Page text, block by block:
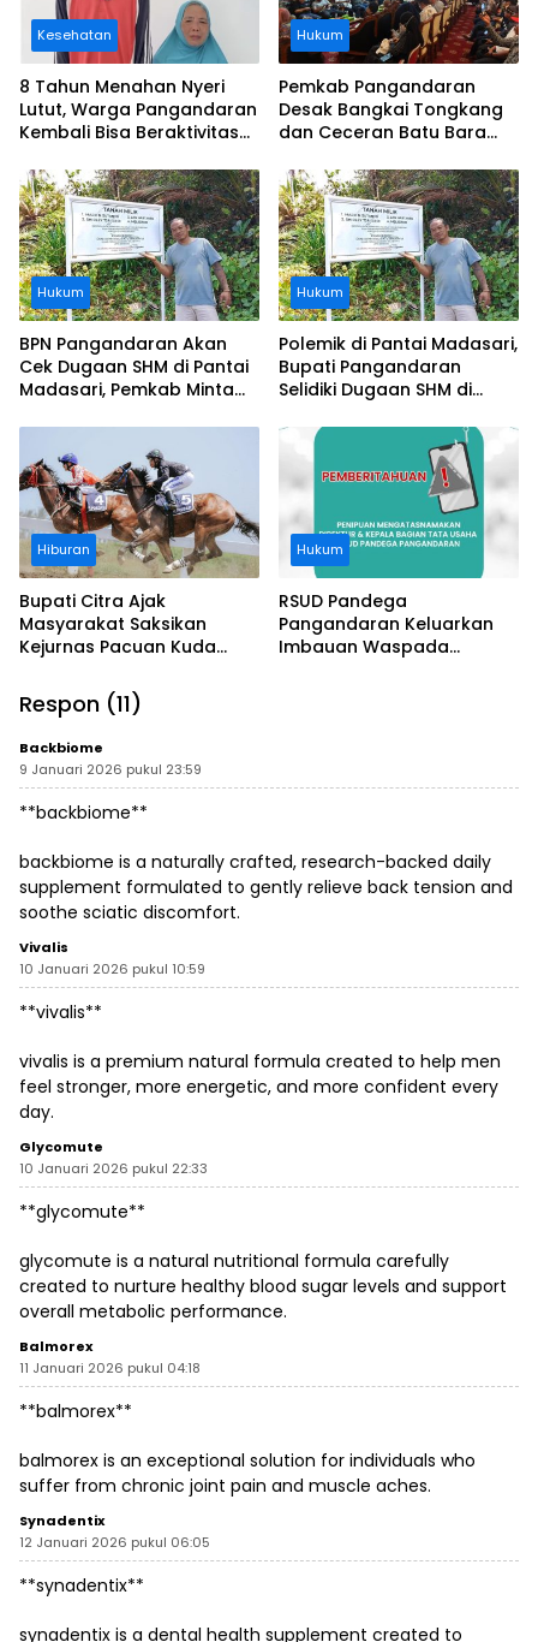
Kesehatan
8 Tahun Menahan Nyeri
Lutut, Warga Pangandaran
Kembali Bisa Beraktivitas
Ditanggung BPJS
Hukum
Pemkab Pangandaran
Desak Bangkai Tongkang
dan Ceceran Batu Bara
Buruknya Koordinasi
Perusahaan
Hukum
BPN Pangandaran Akan
Cek Dugaan SHM di Pantai
Madasari, Pemkab Minta
Hukum
Polemik di Pantai Madasari,
Bupati Pangandaran
Selidiki Dugaan SHM di
Pantai
Hiburan
Bupati Citra Ajak
Masyarakat Saksikan
Kejurnas Pacuan Kuda
Legokjawa
Hukum
RSUD Pandega
Pangandaran Keluarkan
Imbauan Waspada
Respon (11)
Backbiome
9 Januari 2026 pukul 23:59
**backbiome**
backbiome is a naturally crafted, research-backed daily
supplement formulated to gently relieve back tension and
soothe sciatic discomfort.
Vivalis
10 Januari 2026 pukul 10:59
**vivalis**
vivalis is a premium natural formula created to help men
feel stronger, more energetic, and more confident every
day.
Glycomute
10 Januari 2026 pukul 22:33
**glycomute**
glycomute is a natural nutritional formula carefully
created to nurture healthy blood sugar levels and support
overall metabolic performance.
Balmorex
11 Januari 2026 pukul 04:18
**balmorex**
balmorex is an exceptional solution for individuals who
suffer from chronic joint pain and muscle aches.
Synadentix
12 Januari 2026 pukul 06:05
**synadentix**
synadentix is a dental health supplement created to